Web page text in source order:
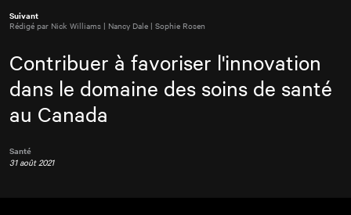
Suivant
Rédigé par Nick Williams | Nancy Dale | Sophie Rosen
Contribuer à favoriser l'innovation
dans le domaine des soins de santé
au Canada
Santé
31 août 2021